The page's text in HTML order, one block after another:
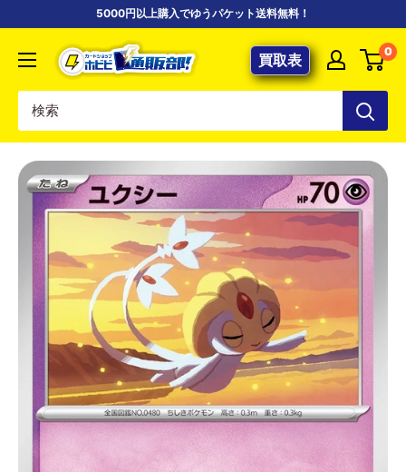
5000円以上購入でゆうパケット送料無料！
【ポ
ケ
専
門
カ
ー
シ
ョ
プ
ビ
ビ
通
買取表 0